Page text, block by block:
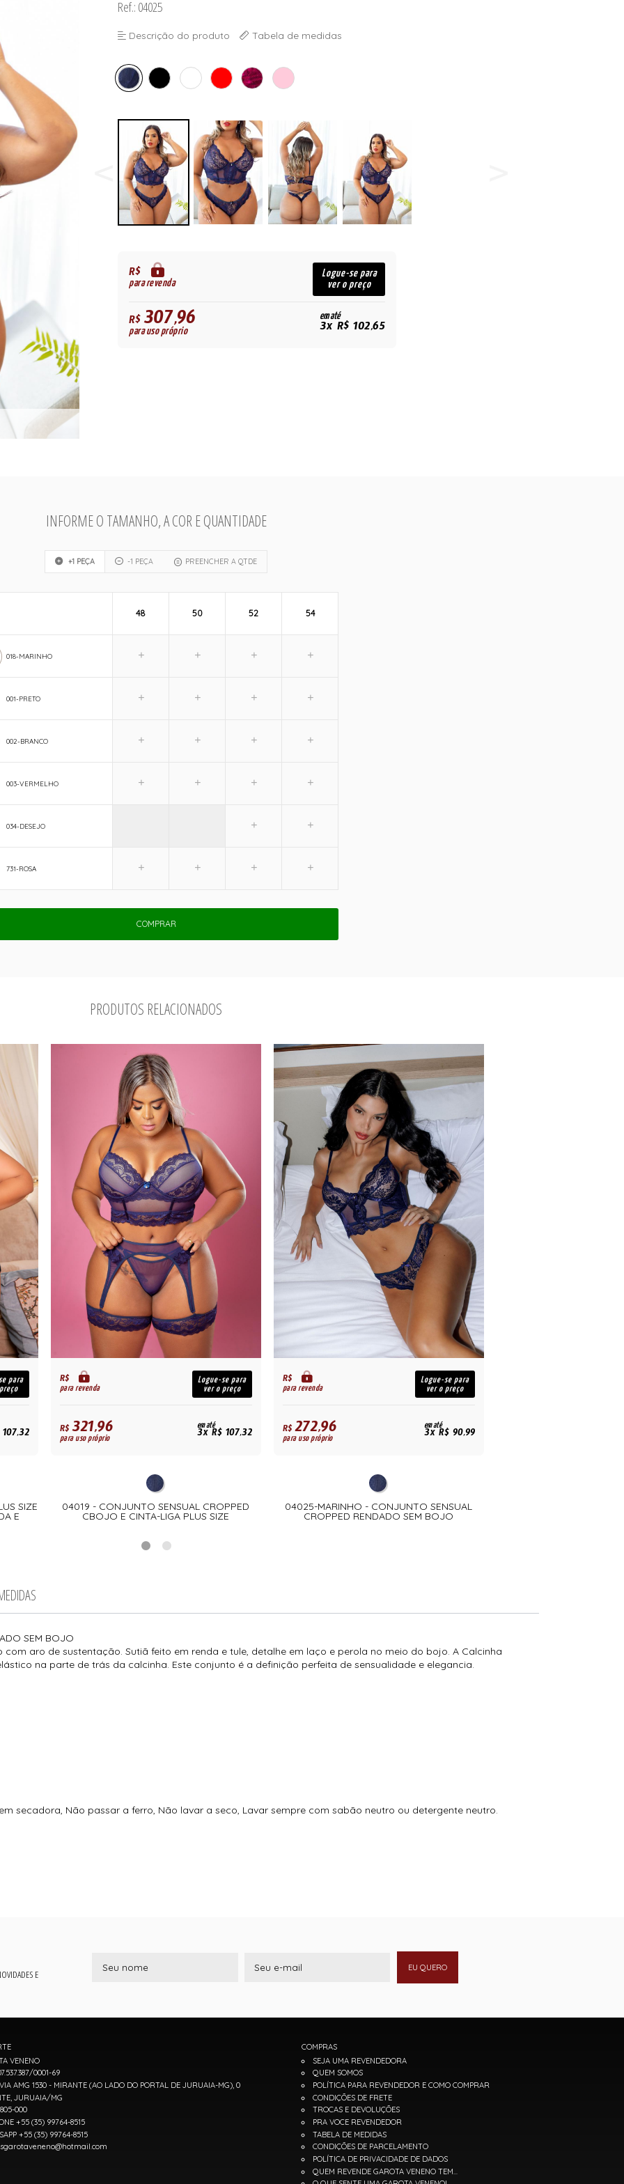
Ref.: 04025
Descrição do produto Tabela de medidas
R$
para revenda
Logue-se para
ver o preço
R$307,96
para uso próprio
em até
3x R$ 102,65
INFORME O TAMANHO, A COR E QUANTIDADE
+1 PEÇA -1 PEÇA PREENCHER A QTDE
018-MARINHO
001-PRETO
002-BRANCO
003-VERMELHO
034-DESEJO
731-ROSA
48 50 52 54
COMPRAR
PRODUTOS RELACIONADOS
para
SIZE
E
R$
para revenda
Logue-se para
ver o preço
R$321,96
para uso próprio
em até
3x R$ 107,32
04019 - CONJUNTO SENSUAL CROPPED
CBOJO E CINTA-LIGA PLUS SIZE
R$
para revenda
Logue-se para
ver o preço
R$272,96
para uso próprio
em até
3x R$ 90,99
04025-MARINHO - CONJUNTO SENSUAL
CROPPED RENDADO SEM BOJO
SEM BOJO
aro de sustentação. Sutiã feito em renda e tule, detalhe em laço e perola no meio do bojo. A Calcinha
na parte de trás da calcinha. Este conjunto é a definição perfeita de sensualidade e elegancia.
secadora, Não passar a ferro, Não lavar a seco, Lavar sempre com sabão neutro ou detergente neutro.
E EU QUERO
VENENO
0001-69
AMG 1530 - MIRANTE (AO LADO DO PORTAL DE JURUAIA-MG), 0
JURUAIA/MG
000
+55 (35) 99764-8515
+55 (35) 99764-8515
COMPRAS
SEJA UMA REVENDEDORA
QUEM SOMOS
POLÍTICA PARA REVENDEDOR E COMO COMPRAR
CONDIÇÕES DE FRETE
TROCAS E DEVOLUÇÕES
PRA VOCE REVENDEDOR
TABELA DE MEDIDAS
CONDIÇÕES DE PARCELAMENTO
POLÍTICA DE PRIVACIDADE DE DADOS
QUEM REVENDE GAROTA VENENO TEM...